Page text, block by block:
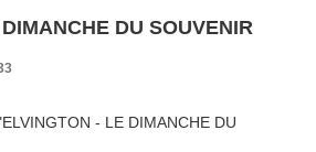
DU SOUVENIR